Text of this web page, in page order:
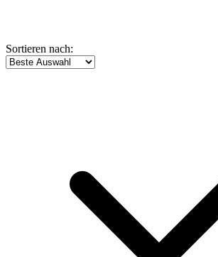
Sortieren nach: